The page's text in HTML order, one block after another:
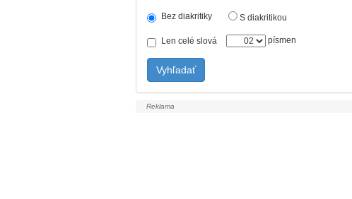
Bez diakritiky S diakritikou
Len celé slová písmen
Vyhľadať